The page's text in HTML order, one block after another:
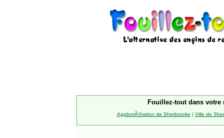
Fouillez-tout dans votre
AgglomÃ©ration de Sherbrooke | Ville de